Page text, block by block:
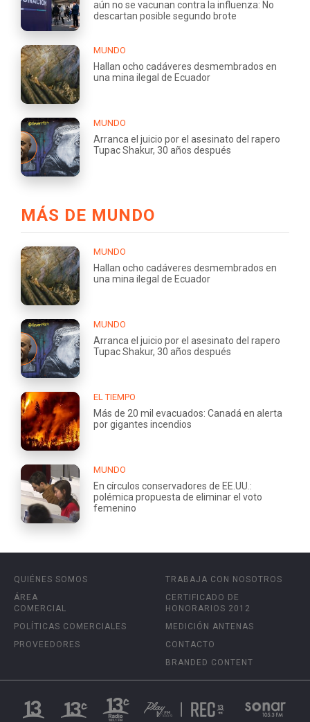
aún no se vacunan contra la influenza: No
descartan posible segundo brote
MUNDO
Hallan ocho cadáveres desmembrados en
una mina ilegal de Ecuador
MUNDO
Arranca el juicio por el asesinato del rapero
Tupac Shakur, 30 años después
MÁS DE MUNDO
MUNDO
Hallan ocho cadáveres desmembrados en
una mina ilegal de Ecuador
MUNDO
Arranca el juicio por el asesinato del rapero
Tupac Shakur, 30 años después
EL TIEMPO
Más de 20 mil evacuados: Canadá en alerta
por gigantes incendios
MUNDO
En círculos conservadores de EE.UU.:
polémica propuesta de eliminar el voto
femenino
QUIÉNES SOMOS
ÁREA
COMERCIAL
POLÍTICAS COMERCIALES
PROVEEDORES
TRABAJA CON NOSOTROS
CERTIFICADO DE
HONORARIOS 2012
MEDICIÓN ANTENAS
CONTACTO
BRANDED CONTENT